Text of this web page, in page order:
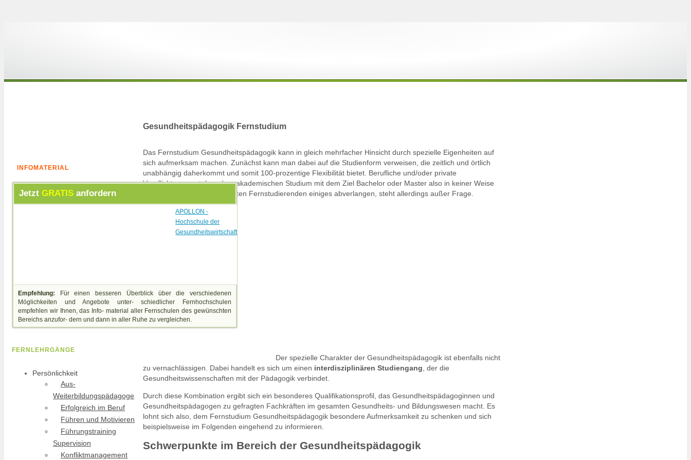
Gesundheitspädagogik Fernstudium
Das Fernstudium Gesundheitspädagogik kann in gleich mehrfacher Hinsicht durch spezielle Eigenheiten auf
sich aufmerksam machen. Zunächst kann man dabei auf die Studienform verweisen, die zeitlich und örtlich
unabhängig daherkommt und somit 100-prozentige Flexibilität bietet. Berufliche und/oder private
Verpflichtungen stehen dem akademischen Studium mit dem Ziel Bachelor oder Master also in keiner Weise
im Wege. Dass diese Freiheiten Fernstudierenden einiges abverlangen, steht allerdings außer Frage.
Der spezielle Charakter der Gesundheitspädagogik ist ebenfalls nicht
zu vernachlässigen. Dabei handelt es sich um einen interdisziplinären Studiengang , der die
Gesundheitswissenschaften mit der Pädagogik verbindet.
Durch diese Kombination ergibt sich ein besonderes Qualifikationsprofil, das Gesundheitspädagoginnen und
Gesundheitspädagogen zu gefragten Fachkräften im gesamten Gesundheits- und Bildungswesen macht. Es
lohnt sich also, dem Fernstudium Gesundheitspädagogik besondere Aufmerksamkeit zu schenken und sich
beispielsweise im Folgenden eingehend zu informieren.
Schwerpunkte im Bereich der Gesundheitspädagogik
INFOMATERIAL
Jetzt GRATIS anfordern
APOLLON -
Hochschule der
Gesundheitswirtschaft
Empfehlung: Für einen besseren Überblick über die verschiedenen
Möglichkeiten und Angebote unter- schiedlicher Fernhochschulen
empfehlen wir Ihnen, das Info- material aller Fernschulen des gewünschten
Bereichs anzufor- dern und dann in aller Ruhe zu vergleichen.
FERNLEHRGÄNGE
Persönlichkeit
Aus-
Weiterbildungspädagoge
Erfolgreich im Beruf
Führen und Motivieren
Führungstraining
Supervision
Konfliktmanagement